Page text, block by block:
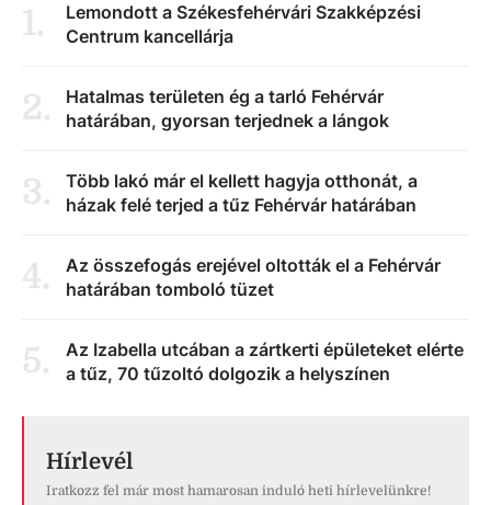
1.
Lemondott a Székesfehérvári Szakképzési
Centrum kancellárja
2.
Hatalmas területen ég a tarló Fehérvár
határában, gyorsan terjednek a lángok
3.
Több lakó már el kellett hagyja otthonát, a
házak felé terjed a tűz Fehérvár határában
4.
Az összefogás erejével oltották el a Fehérvár
határában tomboló tüzet
5.
Az Izabella utcában a zártkerti épületeket elérte
a tűz, 70 tűzoltó dolgozik a helyszínen
Hírlevél
Iratkozz fel már most hamarosan induló heti hírlevelünkre!